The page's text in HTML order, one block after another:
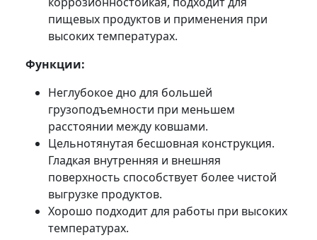
пищевых продуктов и применения при
высоких температурах.
Функции:
Неглубокое дно для большей
грузоподъемности при меньшем
расстоянии между ковшами.
Цельнотянутая бесшовная конструкция.
Гладкая внутренняя и внешняя
поверхность способствует более чистой
выгрузке продуктов.
Хорошо подходит для работы при высоких
температурах.